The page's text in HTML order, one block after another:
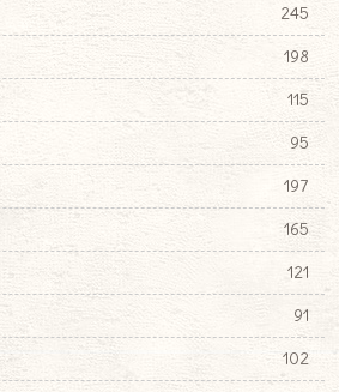
245
198
115
95
197
165
121
91
102